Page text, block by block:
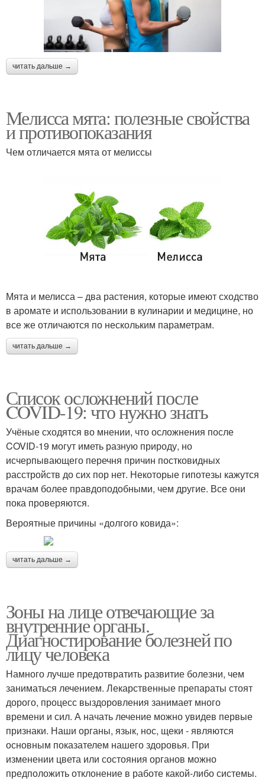
читать дальше →
Мелисса мята: полезные свойства
и противопоказания
Чем отличается мята от мелиссы
Мята и мелисса – два растения, которые имеют сходство
в аромате и использовании в кулинарии и медицине, но
все же отличаются по нескольким параметрам.
читать дальше →
Список осложнений после
COVID-19: что нужно знать
Учёные сходятся во мнении, что осложнения после
COVID-19 могут иметь разную природу, но
исчерпывающего перечня причин постковидных
расстройств до сих пор нет. Некоторые гипотезы кажутся
врачам более правдоподобными, чем другие. Все они
пока проверяются.
Вероятные причины «долгого ковида»:
читать дальше →
Зоны на лице отвечающие за
внутренние органы.
Диагностирование болезней по
лицу человека
Намного лучше предотвратить развитие болезни, чем
заниматься лечением. Лекарственные препараты стоят
дорого, процесс выздоровления занимает много
времени и сил. А начать лечение можно увидев первые
признаки. Наши органы, язык, нос, щеки - являются
основным показателем нашего здоровья. При
изменении цвета или состояния органов можно
предположить отклонение в работе какой-либо системы.